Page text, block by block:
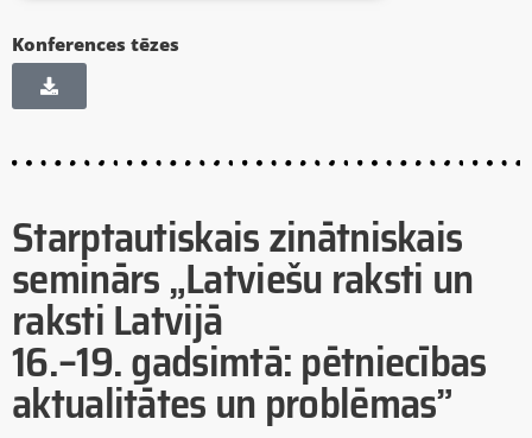
Konferences tēzes
Starptautiskais zinātniskais
seminārs „Latviešu raksti un
raksti Latvijā
16.–19. gadsimtā: pētniecības
aktualitātes un problēmas”